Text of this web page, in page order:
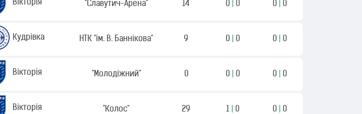
Вікторія "Славутич-Арена" 14 0 0 0 0
Кудрівка НТК "ім. В. Баннікова" 9 0 0 0 0
Вікторія "Молодіжний" 0 0 0 0 0
Вікторія "Колос" 29 1 0 0 0